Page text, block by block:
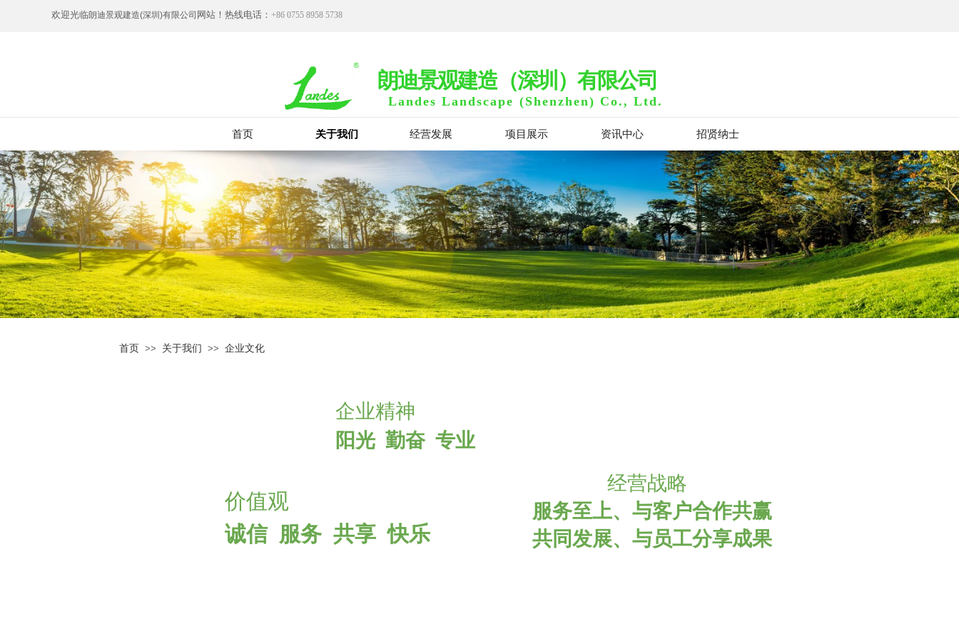
朗迪景观建造 （深圳 ） 有限公司
Landes Landscape (Shenzhen) Co., Ltd.
欢迎光临朗迪景观建造(深圳)有限公司 网站！热线电话： +86 0755 8958 5738
首页 关于我们 经营发展 项目展示 资讯中心 招贤纳士
首页 >> 关于我们 >> 企业文化
企业精神
阳光 勤奋 专业
经营战略
服务至上、与客户合作共赢
共同发展、与员工分享成果
价值观
诚信 服务 共享 快乐